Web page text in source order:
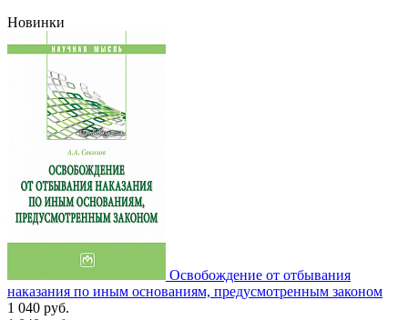
Новинки
Освобождение от отбывания
наказания по иным основаниям, предусмотренным законом
1 040 руб.